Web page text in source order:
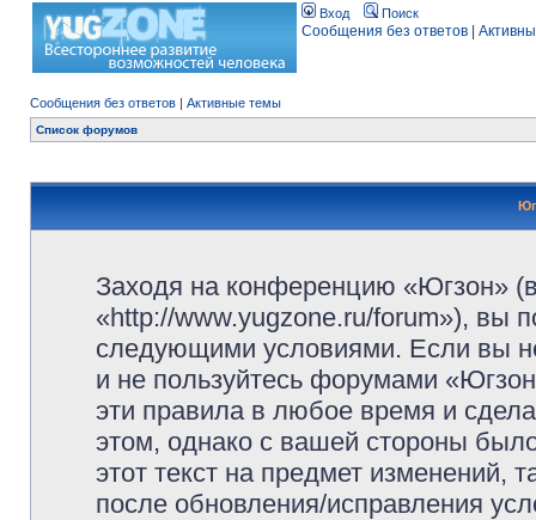
Вход Поиск
Сообщения без ответов
Сообщения без ответов | Активные темы
Список форумов
Заходя на конференцию «Югзон»
«http://www.yugzone.ru/forum»), вы
следующими условиями. Если вы
и не пользуйтесь форумами
эти правила в любое время и
этом, однако с вашей стороны
этот текст на предмет изменений,
после обновления/исправления